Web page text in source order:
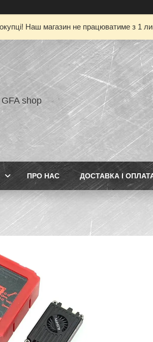
Наш магазин не працюватиме з 1
GFA shop
ПРО НАС ДОСТАВКА І